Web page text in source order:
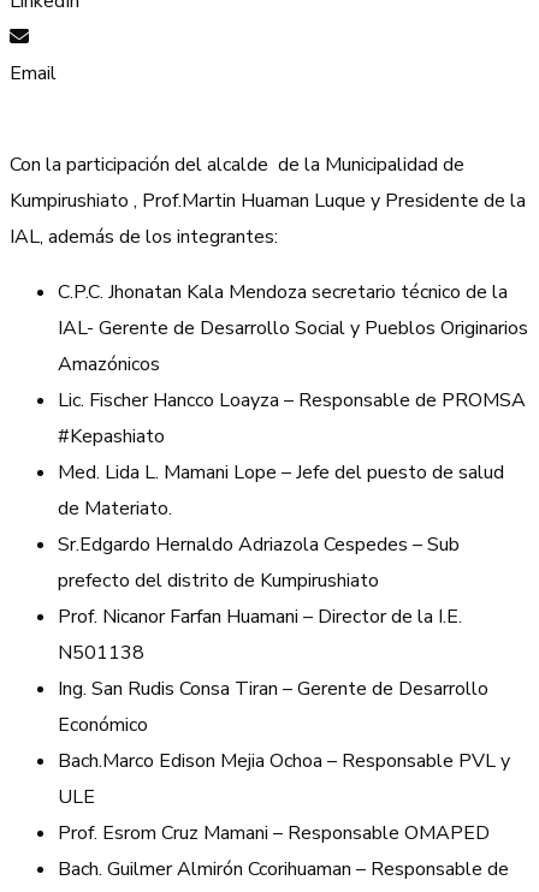
Email
Con la participación del alcalde de la Municipalidad de
Kumpirushiato , Prof.Martin Huaman Luque y Presidente de la
IAL, además de los integrantes:
C.P.C. Jhonatan Kala Mendoza secretario técnico de la
IAL- Gerente de Desarrollo Social y Pueblos Originarios
Amazónicos
Lic. Fischer Hancco Loayza – Responsable de PROMSA
#Kepashiato
Med. Lida L. Mamani Lope – Jefe del puesto de salud
de Materiato.
Sr.Edgardo Hernaldo Adriazola Cespedes – Sub
prefecto del distrito de Kumpirushiato
Prof. Nicanor Farfan Huamani – Director de la I.E.
N501138
Ing. San Rudis Consa Tiran – Gerente de Desarrollo
Económico
Bach.Marco Edison Mejia Ochoa – Responsable PVL y
ULE
Prof. Esrom Cruz Mamani – Responsable OMAPED
Bach. Guilmer Almirón Ccorihuaman – Responsable de